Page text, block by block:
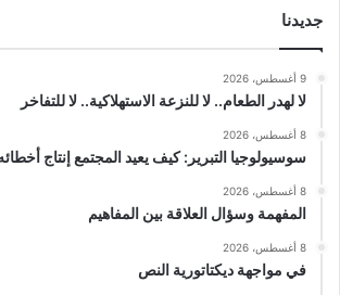
جديدنا
9 أغسطس، 2026
لا لهدر الطعام.. لا للنزعة الاستهلاكية.. لا للتفاخر
8 أغسطس، 2026
سوسيولوجيا التبرير: كيف يعيد المجتمع إنتاج
8 أغسطس، 2026
المفهمة وسؤال العلاقة بين المفاهيم
8 أغسطس، 2026
في مواجهة ديكتاتورية النص